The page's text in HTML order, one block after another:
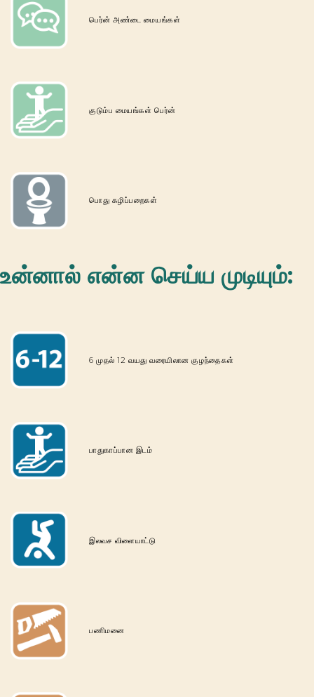
பெர்ன் அண்டை மையங்கள்
குடும்ப மையங்கள் பெர்ன்
பொது கழிப்பறைகள்
உன்னால் என்ன செய்ய முடியும்:
6 முதல் 12 வயது வரையிலான குழந்தைகள்
பாதுகாப்பான இடம்
இலவச விளையாட்டு
பணிமனை